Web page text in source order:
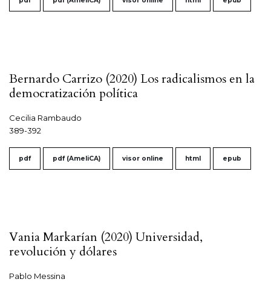
Bernardo Carrizo (2020) Los radicalismos en la
democratización política
Cecilia Rambaudo
389-392
pdf pdf (AmeliCA) visor online html epub
Vania Markarían (2020) Universidad,
revolución y dólares
Pablo Messina